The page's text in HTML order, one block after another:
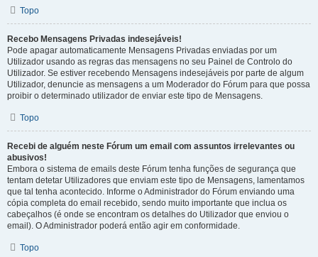
Topo
Recebo Mensagens Privadas indesejáveis!
Pode apagar automaticamente Mensagens Privadas enviadas por um
Utilizador usando as regras das mensagens no seu Painel de Controlo do
Utilizador. Se estiver recebendo Mensagens indesejáveis por parte de algum
Utilizador, denuncie as mensagens a um Moderador do Fórum para que possa
proibir o determinado utilizador de enviar este tipo de Mensagens.
Topo
Recebi de alguém neste Fórum um email com assuntos irrelevantes ou
abusivos!
Embora o sistema de emails deste Fórum tenha funções de segurança que
tentam detetar Utilizadores que enviam este tipo de Mensagens, lamentamos
que tal tenha acontecido. Informe o Administrador do Fórum enviando uma
cópia completa do email recebido, sendo muito importante que inclua os
cabeçalhos (é onde se encontram os detalhes do Utilizador que enviou o
email). O Administrador poderá então agir em conformidade.
Topo